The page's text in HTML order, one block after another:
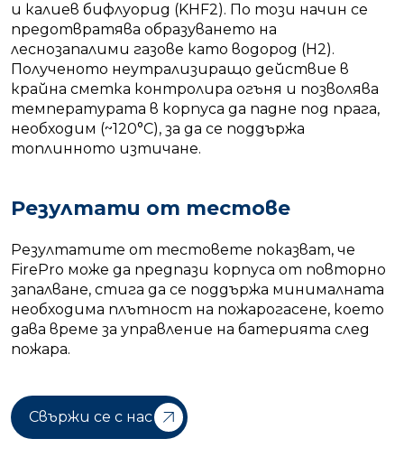
и калиев бифлуорид (KHF2). По този начин се
предотвратява образуването на
леснозапалими газове като водород (H2).
Полученото неутрализиращо действие в
крайна сметка контролира огъня и позволява
температурата в корпуса да падне под прага,
необходим (~120°C), за да се поддържа
топлинното изтичане.
Резултати от тестове
Резултатите от тестовете показват, че
FirePro може да предпази корпуса от повторно
запалване, стига да се поддържа минималната
необходима плътност на пожарогасене, което
дава време за управление на батерията след
пожара.
Свържи се с нас